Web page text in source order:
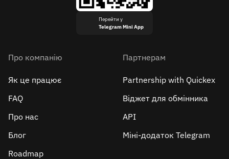
Перейти у
Telegram Mini App
Про компанію
Як це працює
FAQ
Про нас
Блог
Roadmap
Партнерам
Partnership with Quickex
Віджет для обмінника
API
Міні-додаток Telegram